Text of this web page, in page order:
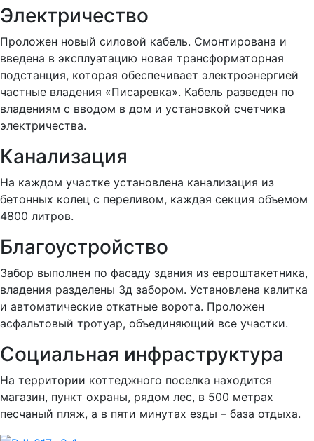
Электричество
Проложен новый силовой кабель. Смонтирована и
введена в эксплуатацию новая трансформаторная
подстанция, которая обеспечивает электроэнергией
частные владения «Писаревка». Кабель разведен по
владениям с вводом в дом и установкой счетчика
электричества.
Канализация
На каждом участке установлена канализация из
бетонных колец с переливом, каждая секция объемом
4800 литров.
Благоустройство
Забор выполнен по фасаду здания из евроштакетника,
владения разделены 3д забором. Установлена калитка
и автоматические откатные ворота. Проложен
асфальтовый тротуар, объединяющий все участки.
Социальная инфраструктура
На территории коттеджного поселка находится
магазин, пункт охраны, рядом лес, в 500 метрах
песчаный пляж, а в пяти минутах езды – база отдыха.